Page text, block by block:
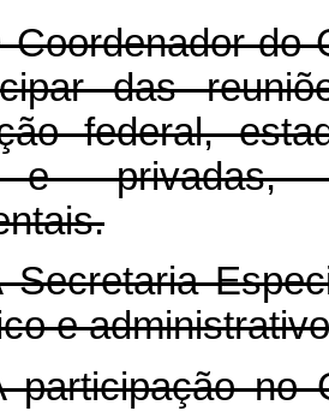
Coordenador do
das
federal,
e privadas,
Secretaria
e
participação no